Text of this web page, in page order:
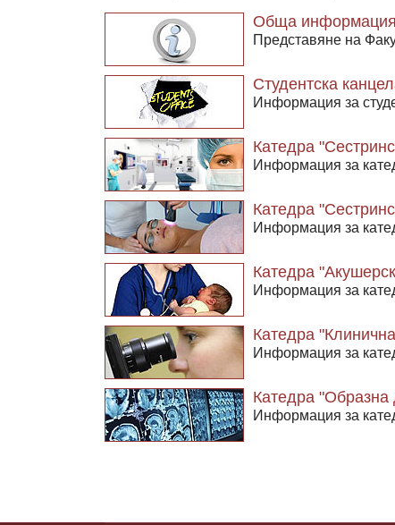
Обща
Представяне на
Студентска
Информация за
Катедра
Информация за
Катедра
Информация за
Катедра
Информация за
Катедра
Информация за
Катедра "Образна
Информация за